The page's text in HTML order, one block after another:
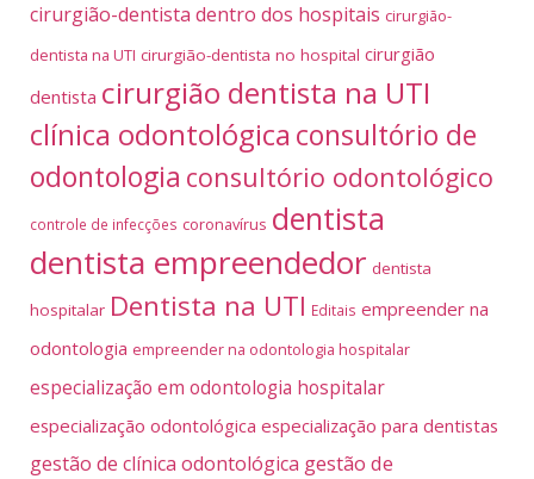
cirurgião-dentista dentro dos hospitais cirurgião-
dentista na UTI cirurgião-dentista no hospital cirurgião
dentista cirurgião dentista na UTI
clínica odontológica consultório de
odontologia consultório odontológico
controle de infecções coronavírus dentista
dentista empreendedor dentista
hospitalar Dentista na UTI Editais empreender na
odontologia empreender na odontologia hospitalar
especialização em odontologia hospitalar
especialização odontológica especialização para dentistas
gestão de clínica odontológica gestão de